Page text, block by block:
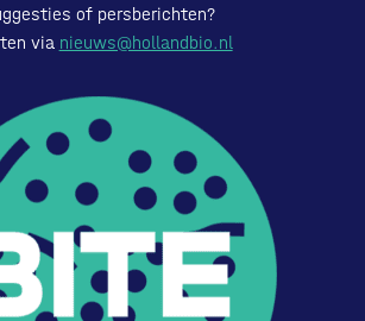
of persberichten?
via nieuws@hollandbio.nl